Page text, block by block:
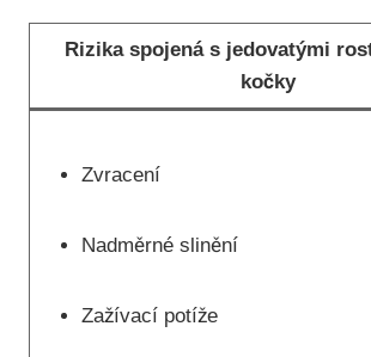
Rizika spojená s jedovatými
kočky
Zvracení
Nadměrné slinění
Zažívací potíže